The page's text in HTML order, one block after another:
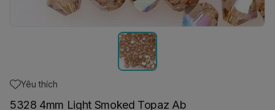
Yêu thích
5328 4mm Light Smoked Topaz Ab